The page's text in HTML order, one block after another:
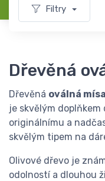
Filtry
Dřevěná
Dřevěná oválná mísa
je skvělým
originálnímu a
skvělým tipem na
Olivové dřevo je
odolností a dlouhou